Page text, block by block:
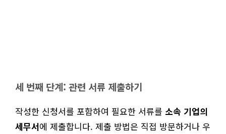
세 번째 단계: 관련 서류 제출하기
작성한 신청서를 포함하여 필요한 서류를 소속 기업의
세무서에 제출합니다. 제출 방법은 직접 방문하거나 우